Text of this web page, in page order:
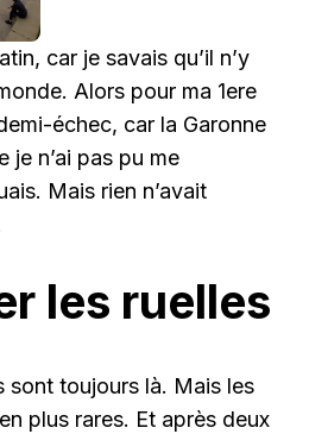
car je savais qu’il n’y
Alors pour ma 1ere
échec, car la Garonne
je n’ai pas pu me
Mais rien n’avait
les ruelles
sont toujours là. Mais les
plus rares. Et après deux